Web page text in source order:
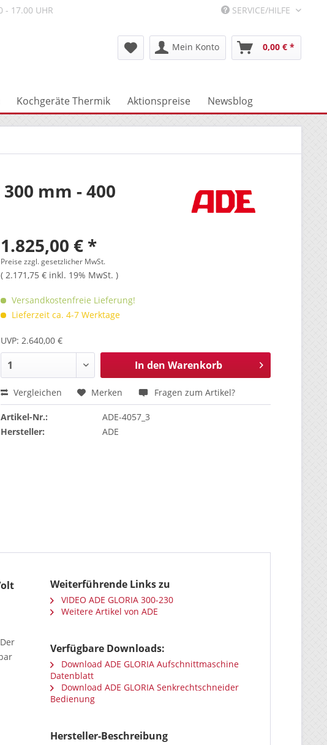
- 17.00 UHR SERVICE/HILFE
Mein Konto 0,00 € *
Kochgeräte Thermik Aktionspreise Newsblog
mm - 400
1.825,00 € *
Preise zzgl. gesetzlicher MwSt.
( 2.171,75 € inkl. 19% MwSt. )
Versandkostenfreie Lieferung!
Lieferzeit ca. 4-7 Werktage
UVP: 2.640,00 €
In den Warenkorb
Vergleichen Merken Fragen zum Artikel?
Artikel-Nr.:
ADE-4057_3
Hersteller:
ADE
Weiterführende Links zu
VIDEO ADE GLORIA 300-230
Weitere Artikel von ADE
Verfügbare Downloads:
Download ADE GLORIA Aufschnittmaschine
Datenblatt
Download ADE GLORIA Senkrechtschneider
Bedienung
Hersteller-Beschreibung